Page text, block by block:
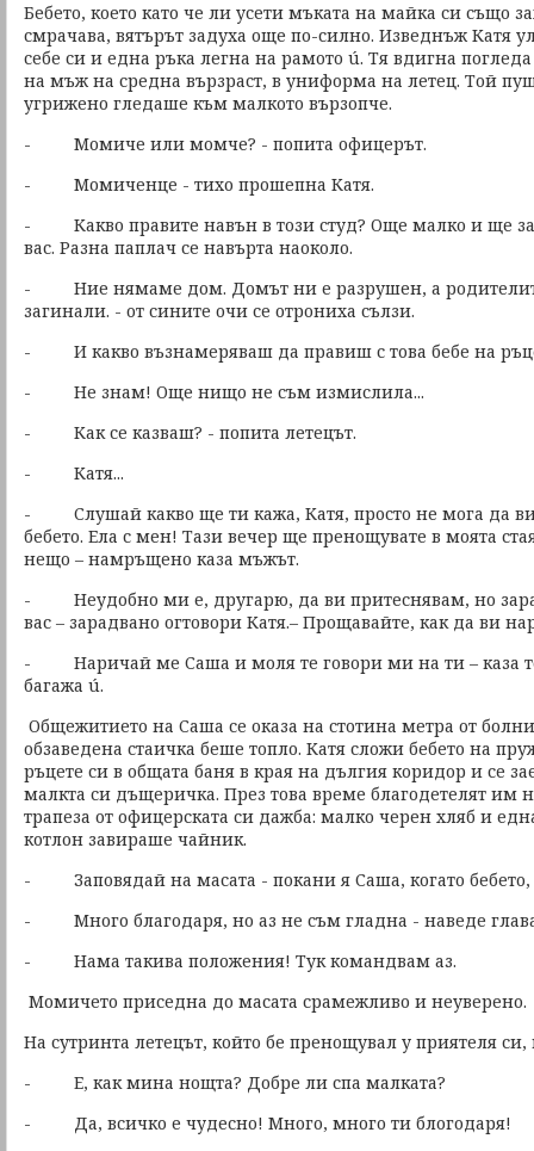
Бебето, което като че ли усети мъката на майка си също
смрачава, вятърът задуха още по-силно. Изведнъж Катя
себе си и една ръка легна на рамото ú. Тя вдигна
на мъж на средна вързраст, в униформа на летец. Той
угрижено гледаше към малкото вързопче.
- Момиче или момче? - попита офицерът.
- Момиченце - тихо прошепна Катя.
- Какво правите навън в този студ? Още малко и ще
вас. Разна паплач се навърта наоколо.
- Ние нямаме дом. Домът ни е разрушен, а
загинали. - от сините очи се отрониха сълзи.
- И какво възнамеряваш да правиш с това бебе на
- Не знам! Още нищо не съм измислила...
- Как се казваш? - попита летецът.
- Катя...
- Слушай какво ще ти кажа, Катя, просто не мога да ви
бебето. Ела с мен! Тази вечер ще пренощувате в моята
нещо – намръщено каза мъжът.
- Неудобно ми е, другарю, да ви притеснявам, но
вас – зарадвано огтовори Катя.– Прощавайте, как да ви
- Наричай ме Саша и моля те говори ми на ти – каза
багажа ú.
Общежитието на Саша се оказа на стотина метра от
обзаведена стаичка беше топло. Катя сложи бебето на
ръцете си в общата баня в края на дългия коридор и се
малкта си дъщеричка. През това време благодетелят им
трапеза от офицерската си дажба: малко черен хляб и
котлон завираше чайник.
- Заповядай на масата - покани я Саша, когато бебето,
- Много благодаря, но аз не съм гладна - наведе
- Нама такива положения! Тук командвам аз.
Момичето приседна до масата срамежливо и неуверено.
На сутринта летецът, който бе пренощувал у приятеля си,
- Е, как мина нощта? Добре ли спа малката?
- Да, всичко е чудесно! Много, много ти блогодаря!